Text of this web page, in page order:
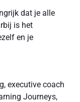
dat je alle
is het
en je
executive coach
Journeys,